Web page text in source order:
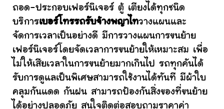
ถอด-ประกอบเฟอร์นิเจอร์ ตู้ เตียงได้ทุกชนิด
บริการเบอร์โทรรถรับจ้างพญาไทวางแผนและ
จัดการเวลาเป็นอย่างดี มีการวางแผนการขนย้าย
เฟอร์นิเจอร์โดยจัดเวลาการขนย้ายให้เหมาะสม เพื่อ
ไม่ให้เสียเวลาในการขนย้ายมากเกินไป รถทุกคันได้
รับการดูแลเป็นพิเศษสามารถใช้งานได้ทันที มีผ้าใบ
คลุมกันแดด กันฝน สามารถป้องกันสิ่งของที่ขนย้าย
ได้อย่างปลอดภัย สนใจติดต่อสอบถามราคาค่า